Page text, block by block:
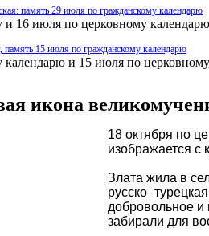
память 29 июля по гражданскому календарю
и 16 июля по церковному
15 июля по гражданскому календарю
и 15 июля по
икона
18 октября по
изображается с
Злата жила в
добровольное и
забирали для